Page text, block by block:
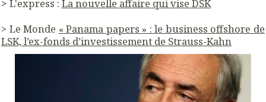
> L'express : La nouvelle affaire qui vise DSK
> Le Monde « Panama papers » : le business offshore de
LSK, l’ex-fonds d’investissement de Strauss-Kahn